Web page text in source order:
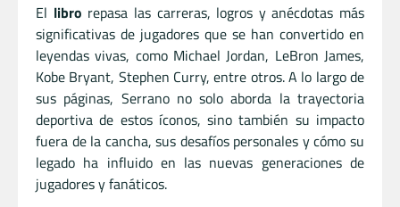
El libro repasa las carreras, logros y anécdotas más
significativas de jugadores que se han convertido en
leyendas vivas, como Michael Jordan, LeBron James,
Kobe Bryant, Stephen Curry, entre otros. A lo largo de
sus páginas, Serrano no solo aborda la trayectoria
deportiva de estos íconos, sino también su impacto
fuera de la cancha, sus desafíos personales y cómo su
legado ha influido en las nuevas generaciones de
jugadores y fanáticos.